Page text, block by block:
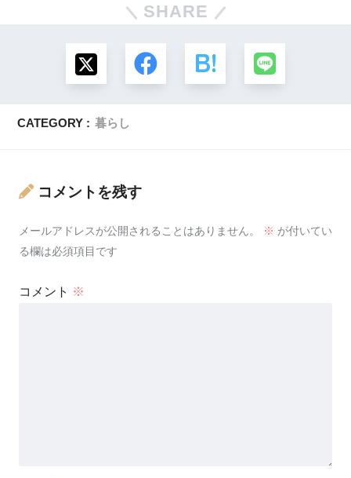
SHARE
CATEGORY : 暮らし
コメントを残す
メールアドレスが公開されることはありません。 ※ が付いてい
る欄は必須項目です
コメント ※